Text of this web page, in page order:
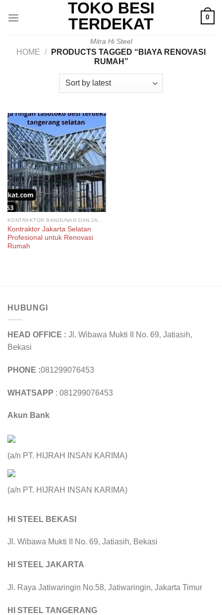
TOKO BESI
TERDEKAT
Mitra Hi Steel
0
HOME /
PRODUCTS TAGGED “BIAYA RENOVASI
RUMAH”
Kontraktor Jakarta Selatan
Profesional untuk Renovasi
Rumah
HUBUNGI
HEAD OFFICE : Jl. Wibawa Mukti II No. 69, Jatiasih,
Bekasi
PHONE :081299076453
WHATSAPP : 081299076453
Akun Bank
(a/n PT. HIJRAH INSAN KARIMA)
(a/n PT. HIJRAH INSAN KARIMA)
HI STEEL BEKASI
Jl. Wibawa Mukti II No. 69, Jatiasih, Bekasi
HI STEEL JAKARTA
Jl. Raya Jatiwaringin No.58, Jatiwaringin, Jakarta Timur
HI STEEL TANGERANG